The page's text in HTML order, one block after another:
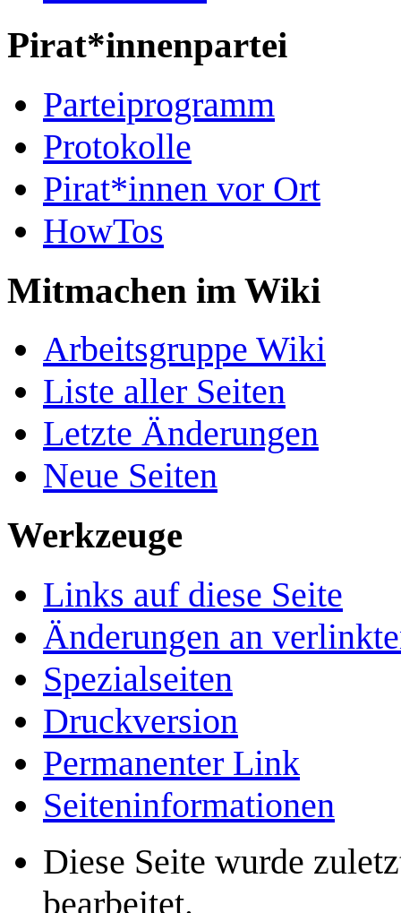
Pirat*innenpartei
Parteiprogramm
Protokolle
Pirat*innen vor Ort
HowTos
Mitmachen im Wiki
Arbeitsgruppe Wiki
Liste aller Seiten
Letzte Änderungen
Neue Seiten
Werkzeuge
Links auf diese Seite
Änderungen an
Spezialseiten
Druckversion
Permanenter Link
Seiten­­informationen
Diese Seite wurde
bearbeitet.